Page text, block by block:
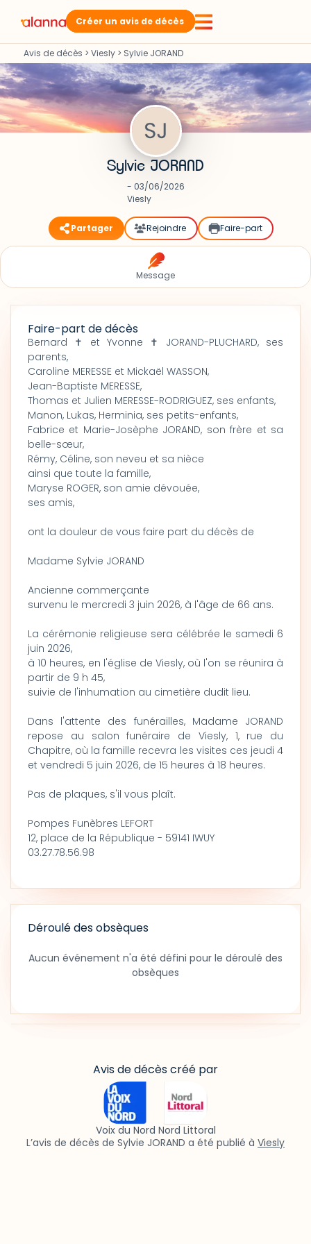
Créer un avis de décès
Avis de décès > Viesly > Sylvie JORAND
Sylvie JORAND
- 03/06/2026
Viesly
Partager Rejoindre Faire-part
Message
Faire-part de décès
Bernard ✝ et Yvonne ✝ JORAND-PLUCHARD, ses
parents,
Caroline MERESSE et Mickaël WASSON,
Jean-Baptiste MERESSE,
Thomas et Julien MERESSE-RODRIGUEZ, ses enfants,
Manon, Lukas, Herminia, ses petits-enfants,
Fabrice et Marie-Josèphe JORAND, son frère et sa
belle-sœur,
Rémy, Céline, son neveu et sa nièce
ainsi que toute la famille,
Maryse ROGER, son amie dévouée,
ses amis,
ont la douleur de vous faire part du décès de
Madame Sylvie JORAND
Ancienne commerçante
survenu le mercredi 3 juin 2026, à l'âge de 66 ans.
La cérémonie religieuse sera célébrée le samedi 6
juin 2026,
à 10 heures, en l'église de Viesly, où l'on se réunira à
partir de 9 h 45,
suivie de l'inhumation au cimetière dudit lieu.
Dans l'attente des funérailles, Madame JORAND
repose au salon funéraire de Viesly, 1, rue du
Chapitre, où la famille recevra les visites ces jeudi 4
et vendredi 5 juin 2026, de 15 heures à 18 heures.
Pas de plaques, s'il vous plaît.
Pompes Funèbres LEFORT
12, place de la République - 59141 IWUY
03.27.78.56.98
Déroulé des obsèques
Aucun événement n'a été défini pour le déroulé des
obsèques
Avis de décès créé par
Voix du Nord Nord Littoral
L’avis de décès de Sylvie JORAND a été publié à Viesly